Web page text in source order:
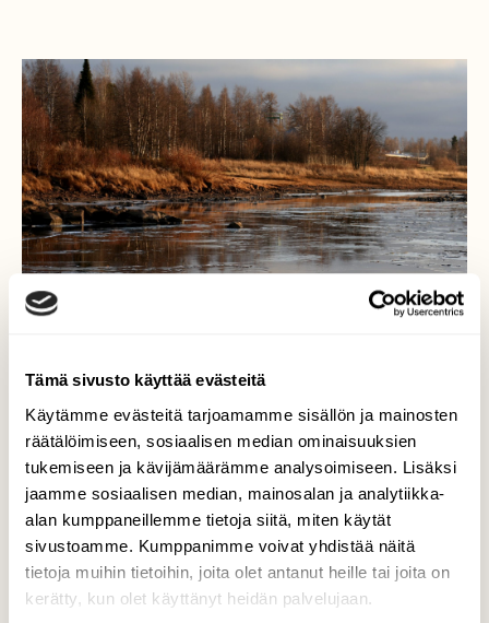
Tämä sivusto käyttää evästeitä
Käytämme evästeitä tarjoamamme sisällön ja mainosten
räätälöimiseen, sosiaalisen median ominaisuuksien
tukemiseen ja kävijämäärämme analysoimiseen. Lisäksi
jaamme sosiaalisen median, mainosalan ja analytiikka-
alan kumppaneillemme tietoja siitä, miten käytät
sivustoamme. Kumppanimme voivat yhdistää näitä
tietoja muihin tietoihin, joita olet antanut heille tai joita on
kerätty, kun olet käyttänyt heidän palvelujaan.
Marraskuun maisemaa
Tornionjoen lokakuun lopun marraskuun alun
jäätyminen on muuttunut - taas -
sulamiseksi Torniossa, väylä huilaa mereen
vapaana, vain rannoilla on jonkin verran
jäätä.